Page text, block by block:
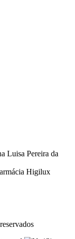
Luisa Pereira da
Higilux